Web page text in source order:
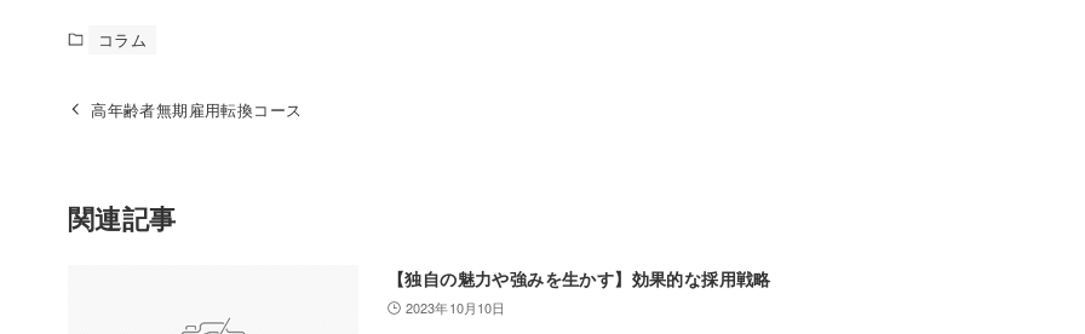
コラム
高年齢者無期雇用転換コース
関連記事
【独自の魅力や強みを生かす】効果的な採用戦略
2023年10月10日